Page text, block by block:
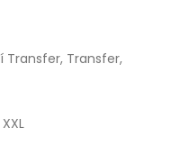
Transfer, Transfer,